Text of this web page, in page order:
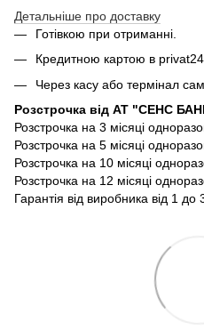
Детальніше про доставку
Готівкою при отриманні.
Кредитною картою в
Через касу або термінал
Розстрочка від АТ "СЕНС
Розстрочка на 3 місяці
Розстрочка на 5 місяці
Розстрочка на 10 місяці
Розстрочка на 12 місяці
Гарантія від виробника від 1 до